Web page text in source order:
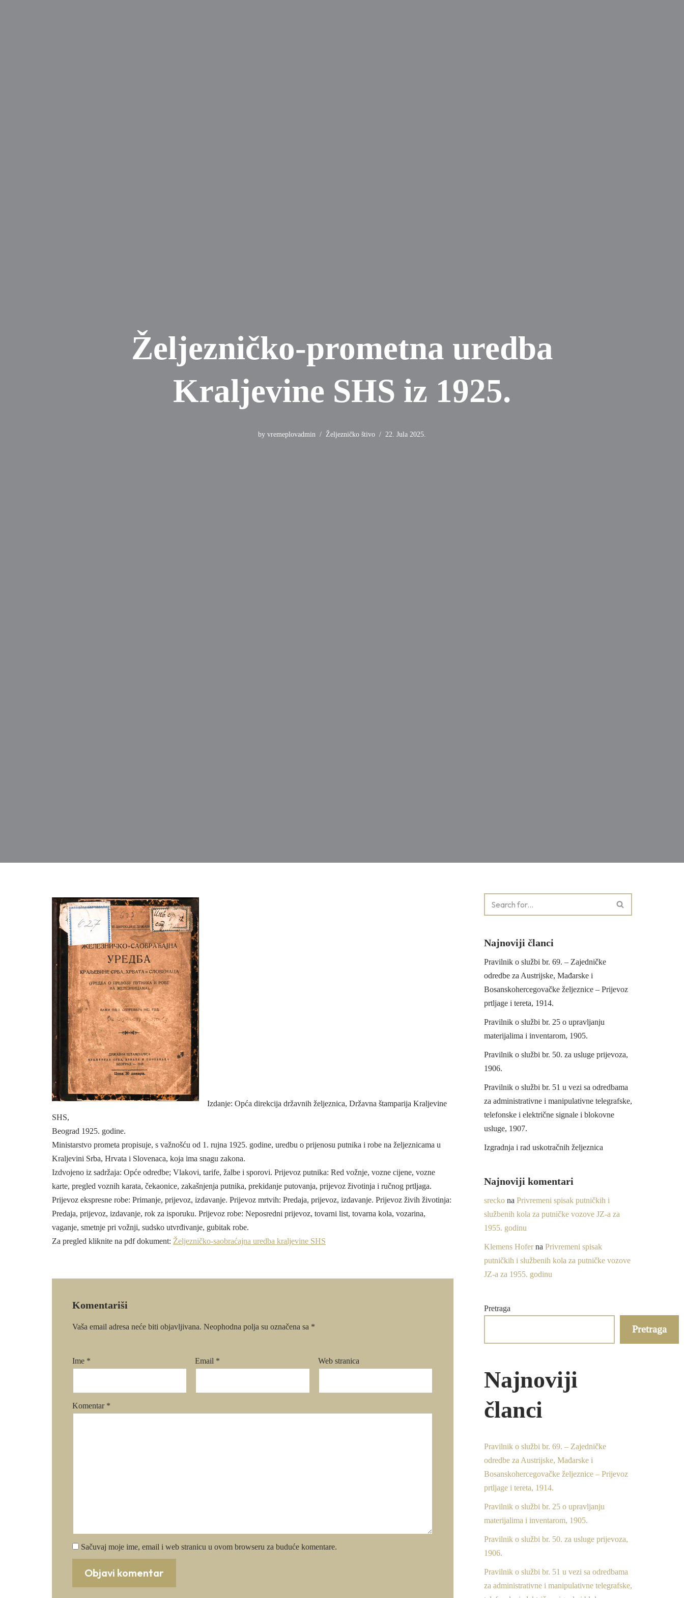
Željezničko-prometna uredba
Kraljevine SHS iz 1925.
by vremeplovadmin Željezničko štivo 22. Jula 2025.
Izdanje: Opća direkcija državnih željeznica, Državna štamparija Kraljevine
SHS,
Beograd 1925. godine.
Ministarstvo prometa propisuje, s važnošću od 1. rujna 1925. godine, uredbu o prijenosu putnika i robe na željeznicama u
Kraljevini Srba, Hrvata i Slovenaca, koja ima snagu zakona.
Izdvojeno iz sadržaja: Opće odredbe; Vlakovi, tarife, žalbe i sporovi. Prijevoz putnika: Red vožnje, vozne cijene, vozne
karte, pregled voznih karata, čekaonice, zakašnjenja putnika, prekidanje putovanja, prijevoz životinja i ručnog prtljaga.
Prijevoz ekspresne robe: Primanje, prijevoz, izdavanje. Prijevoz mrtvih: Predaja, prijevoz, izdavanje. Prijevoz živih životinja:
Predaja, prijevoz, izdavanje, rok za isporuku. Prijevoz robe: Neposredni prijevoz, tovarni list, tovarna kola, vozarina,
vaganje, smetnje pri vožnji, sudsko utvrđivanje, gubitak robe.
Za pregled kliknite na pdf dokument: Željezničko-saobraćajna uredba kraljevine SHS
Komentariši
Vaša email adresa neće biti objavljivana. Neophodna polja su označena sa *
Ime * Email * Web stranica
Komentar *
Sačuvaj moje ime, email i web stranicu u ovom browseru za buduće komentare.
Najnoviji članci
Pravilnik o službi br. 69. – Zajedničke
odredbe za Austrijske, Mađarske i
Bosanskohercegovačke željeznice – Prijevoz
prtljage i tereta, 1914.
Pravilnik o službi br. 25 o upravljanju
materijalima i inventarom, 1905.
Pravilnik o službi br. 50. za usluge prijevoza,
1906.
Pravilnik o službi br. 51 u vezi sa odredbama
za administrativne i manipulativne telegrafske,
telefonske i električne signale i blokovne
usluge, 1907.
Izgradnja i rad uskotračnih željeznica
Najnoviji komentari
srecko na Privremeni spisak putničkih i
službenih kola za putničke vozove JZ-a za
1955. godinu
Klemens Hoferna Privremeni spisak
putničkih i službenih kola za putničke vozove
JZ-a za 1955. godinu
Pretraga
Pretraga
Najnoviji
članci
Pravilnik o službi br. 69. – Zajedničke
odredbe za Austrijske, Mađarske i
Bosanskohercegovačke željeznice – Prijevoz
prtljage i tereta, 1914.
Pravilnik o službi br. 25 o upravljanju
materijalima i inventarom, 1905.
Pravilnik o službi br. 50. za usluge prijevoza,
1906.
Pravilnik o službi br. 51 u vezi sa odredbama
za administrativne i manipulativne telegrafske,